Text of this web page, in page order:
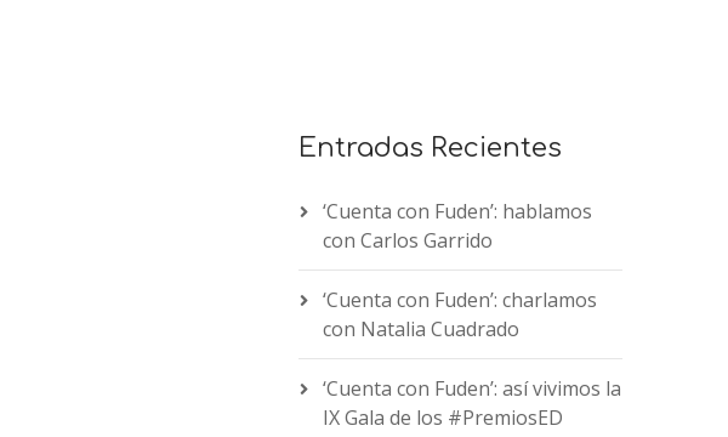
Entradas Recientes
‘Cuenta con Fuden’: hablamos
con Carlos Garrido
‘Cuenta con Fuden’: charlamos
con Natalia Cuadrado
‘Cuenta con Fuden’: así vivimos la
IX Gala de los #PremiosED